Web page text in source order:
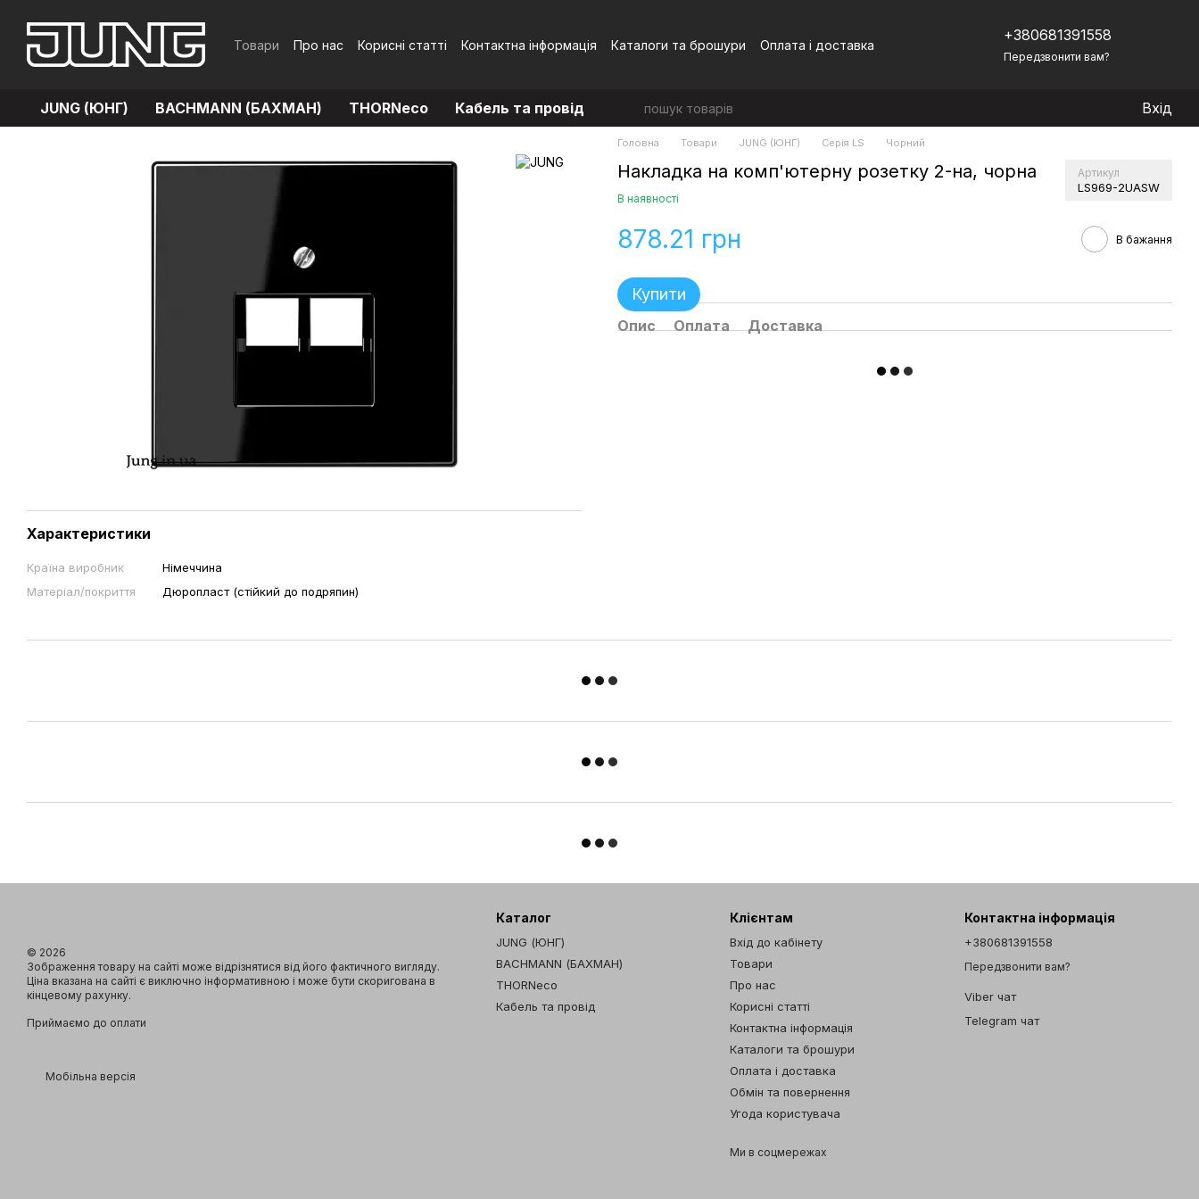
Товари Про нас Корисні статті Контактна інформація Каталоги та брошури
Оплата і доставка
+380681391558
Передзвонити вам?
JUNG (ЮНГ) BACHMANN (БАХМАН) THORNeco Кабель та провід Вхід
Характеристики
Країна виробник
Німеччина
Матеріал/покриття
Дюропласт (стійкий до подряпин)
Головна Товари JUNG (ЮНГ) Серія LS Чорний
Накладка на комп'ютерну розетку 2-на, чорна Артикул
LS969-2UASW
В наявності
878.21 грн В бажання
Купити
Опис Оплата Доставка
© 2026
Зображення товару на сайті може відрізнятися від його фактичного вигляду.
Ціна вказана на сайті є виключно інформативною і може бути скоригована в
кінцевому рахунку.
Приймаємо до оплати
Мобільна версія
Каталог
JUNG (ЮНГ)
BACHMANN (БАХМАН)
THORNeco
Кабель та провід
Клієнтам
Вхід до кабінету
Товари
Про нас
Корисні статті
Контактна інформація
Каталоги та брошури
Оплата і доставка
Обмін та повернення
Угода користувача
Ми в соцмережах
Контактна інформація
+380681391558
Передзвонити вам?
Viber чат
Telegram чат